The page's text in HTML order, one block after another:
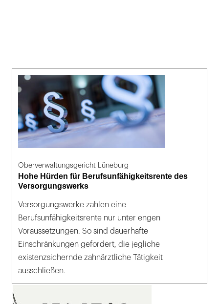
Oberverwaltungsgericht Lüneburg
Hohe Hürden für Berufsunfähigkeitsrente des
Versorgungswerks
Versorgungswerke zahlen eine
Berufsunfähigkeitsrente nur unter engen
Voraussetzungen. So sind dauerhafte
Einschränkungen gefordert, die jegliche
existenzsichernde zahnärztliche Tätigkeit
ausschließen.